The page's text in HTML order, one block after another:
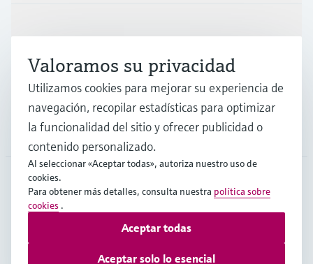
Soporte
Compañía
ARG•Español
Copyright © Endress+Hauser Group Services AG
Valoramos su privacidad
Utilizamos cookies para mejorar su experiencia de
navegación, recopilar estadísticas para optimizar
la funcionalidad del sitio y ofrecer publicidad o
contenido personalizado.
Al seleccionar «Aceptar todas», autoriza nuestro uso de
cookies.
Para obtener más detalles, consulta nuestra política sobre
cookies .
Aceptar solo lo esencial
Aceptar todas